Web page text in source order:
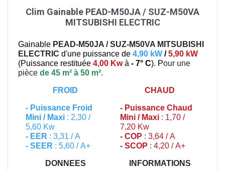
Clim Gainable PEAD-M50JA / SUZ-M50VA
MITSUBISHI ELECTRIC
Gainable PEAD-M50JA / SUZ-M50VA MITSUBISHI
ELECTRIC d'une puissance de 4,90 kW /5,90 kW
(Puissance restituée 4,00 Kwà - 7° C). Pour une
pièce de 45 m² à 50 m².
FROID
- Puissance Froid
Mini / Maxi : 2,30 /
5,60 Kw
- EER : 3,31 / A
- SEER : 5,60 / A+
CHAUD
- Puissance Chaud
Mini / Maxi : 1,70 /
7,20 Kw
- COP : 3,64 / A
- SCOP : 4,20 / A+
DONNEES INFORMATIONS